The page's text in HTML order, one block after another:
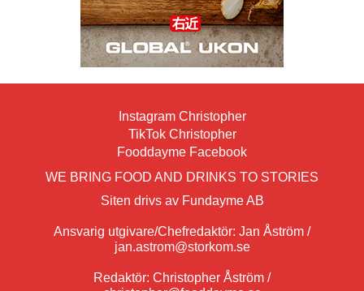
Instagram Christopher
TikTok Christopher
Fooddayme Facebook
WE BRING FOOD AND DRINKS TO STORIES
Siten drivs av Fundayme AB
Ansvarig utgivare/Chefredaktör: Jan Åström /
jan.astrom@storkom.se
Redaktör: Christopher Åström /